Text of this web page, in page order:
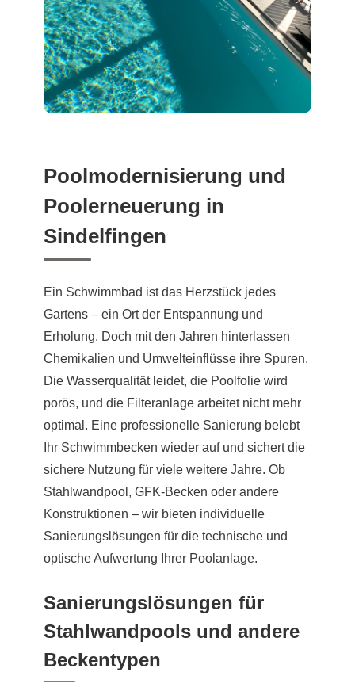
Poolmodernisierung und
Poolerneuerung in
Sindelfingen
Ein Schwimmbad ist das Herzstück jedes
Gartens – ein Ort der Entspannung und
Erholung. Doch mit den Jahren hinterlassen
Chemikalien und Umwelteinflüsse ihre Spuren.
Die Wasserqualität leidet, die Poolfolie wird
porös, und die Filteranlage arbeitet nicht mehr
optimal. Eine professionelle Sanierung belebt
Ihr Schwimmbecken wieder auf und sichert die
sichere Nutzung für viele weitere Jahre. Ob
Stahlwandpool, GFK-Becken oder andere
Konstruktionen – wir bieten individuelle
Sanierungslösungen für die technische und
optische Aufwertung Ihrer Poolanlage.
Sanierungslösungen für
Stahlwandpools und andere
Beckentypen